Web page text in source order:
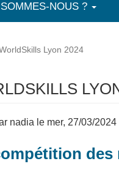
NOUS ?
Lyon 2024
nadia le mer, 27/03/
des